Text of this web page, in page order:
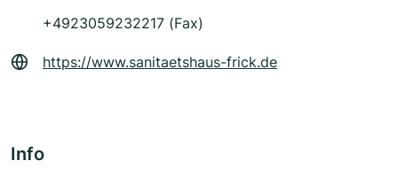
+4923059232217 (Fax)
https://www.sanitaetshaus-frick.de
Info